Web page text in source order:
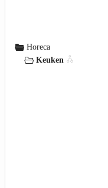
Horeca
Keuken